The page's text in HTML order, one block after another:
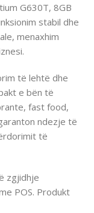
G630T, 8GB
stabil dhe
menaxhim
të lehtë dhe
e bën të
fast food,
ndezje të
të
zgjidhje
POS. Produkt